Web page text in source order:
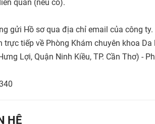
quan (nếu có).
gửi Hồ sơ qua địa chỉ email của công ty.
trực tiếp về Phòng Khám chuyên khoa
Lợi, Quận Ninh Kiều, TP. Cần Thơ) -
HỆ